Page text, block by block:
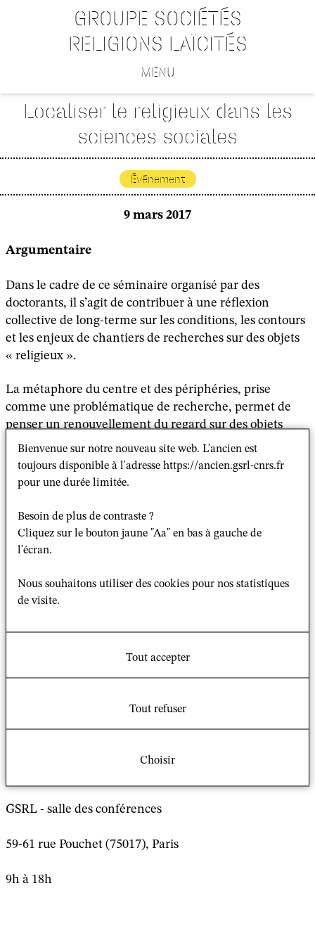
GROUPE SOCIÉTÉS
RELIGIONS LAÏCITÉS
MENU
Localiser le religieux dans les
sciences sociales
Événement
9 mars 2017
​Argumentaire
Dans le cadre de ce séminaire organisé par des
doctorants, il s’agit de contribuer à une réflexion
collective de long-terme sur les conditions, les contours
et les enjeux de chantiers de recherches sur des objets
« religieux ».
La métaphore du centre et des périphéries, prise
comme une problématique de recherche, permet de
penser un renouvellement du regard sur des objets
historiquement privilégiés par les politistes et les
sociologues, des institutions religieuses aux formes de
prise en charge politique du religieux.
De même, elle nécessite de penser ce que des terrains
« en marge », hors des sentiers battus des sciences
sociales des religions, peuvent produire en montée en
Les contributions de cette séance, portant sur les
état des lieux de la production de savoirs, les
contraintes d’enquête et les efforts pour les
domestiquer, dans des traditions disciplinaires dont les
religions aujourd’hui sont des héritiers critiques.
GSRL - salle des conférences
59-61 rue Pouchet (75017), Paris
9h à 18h
Bienvenue sur notre nouveau site web. L'ancien est
toujours disponible à l'adresse https://ancien.gsrl-cnrs.fr
pour une durée limitée.
Besoin de plus de contraste ?
Cliquez sur le bouton jaune "Aa" en bas à gauche de
l'écran.
Nous souhaitons utiliser des cookies pour nos statistiques
de visite.
Tout accepter
Tout refuser
Choisir